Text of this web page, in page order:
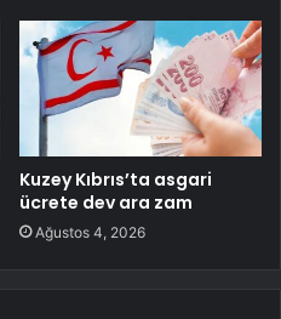
Kuzey Kıbrıs’ta asgari
ücrete dev ara zam
Ağustos 4, 2026